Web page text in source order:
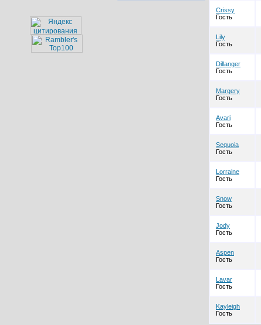
Crissy
Гость
Lily
Гость
Dillanger
Гость
Margery
Гость
Avari
Гость
Sequoia
Гость
Lorraine
Гость
Snow
Гость
Jody
Гость
Aspen
Гость
Lavar
Гость
Kayleigh
Гость